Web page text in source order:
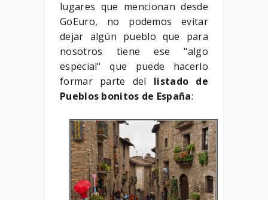
lugares que mencionan desde
GoEuro, no podemos evitar
dejar algún pueblo que para
nosotros tiene ese "algo
especial" que puede hacerlo
formar parte del listado de
Pueblos bonitos de España: